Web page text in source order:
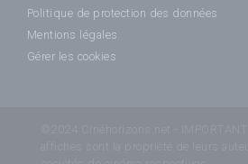
Politique de protection des données
Mentions légales
Gérer les cookies